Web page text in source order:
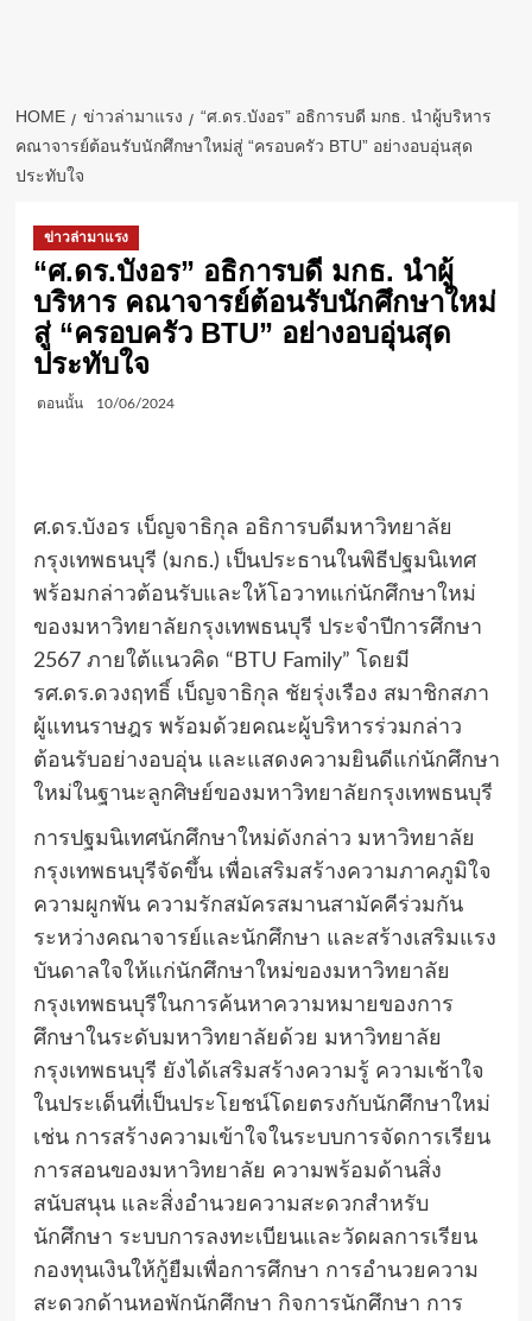
HOME ข่าวล่ามาแรง
“ศ.ดร.บังอร” อธิการบดี มกธ. นำผู้บริหาร
คณาจารย์ต้อนรับนักศึกษาใหม่สู่ “ครอบครัว BTU” อย่างอบอุ่นสุด
ประทับใจ
ข่าวล่ามาแรง
“ศ.ดร.บังอร” อธิการบดี มกธ. นำผู้
บริหาร คณาจารย์ต้อนรับนักศึกษาใหม่
สู่ “ครอบครัว BTU” อย่างอบอุ่นสุด
ประทับใจ
ตอนนั้น 10/06/2024
ศ.ดร.บังอร เบ็ญจาธิกุล อธิการบดีมหาวิทยาลัย
กรุงเทพธนบุรี (มกธ.) เป็นประธานในพิธีปฐมนิเทศ
พร้อมกล่าวต้อนรับและให้โอวาทแก่นักศึกษาใหม่
ของมหาวิทยาลัยกรุงเทพธนบุรี ประจำปีการศึกษา
2567 ภายใต้แนวคิด “BTU Family” โดยมี
รศ.ดร.ดวงฤทธิ์ เบ็ญจาธิกุล ชัยรุ่งเรือง สมาชิกสภา
ผู้แทนราษฎร พร้อมด้วยคณะผู้บริหารร่วมกล่าว
ต้อนรับอย่างอบอุ่น และแสดงความยินดีแก่นักศึกษา
ใหม่ในฐานะลูกศิษย์ของมหาวิทยาลัยกรุงเทพธนบุรี
การปฐมนิเทศนักศึกษาใหม่ดังกล่าว มหาวิทยาลัย
กรุงเทพธนบุรีจัดขึ้น เพื่อเสริมสร้างความภาคภูมิใจ
ความผูกพัน ความรักสมัครสมานสามัคคีร่วมกัน
ระหว่างคณาจารย์และนักศึกษา และสร้างเสริมแรง
บันดาลใจให้แก่นักศึกษาใหม่ของมหาวิทยาลัย
กรุงเทพธนบุรีในการค้นหาความหมายของการ
ศึกษาในระดับมหาวิทยาลัยด้วย มหาวิทยาลัย
กรุงเทพธนบุรี ยังได้เสริมสร้างความรู้ ความเช้าใจ
ในประเด็นที่เป็นประโยชน์โดยตรงกับนักศึกษาใหม่
เช่น การสร้างความเข้าใจในระบบการจัดการเรียน
การสอนของมหาวิทยาลัย ความพร้อมด้านสิ่ง
สนับสนุน และสิ่งอำนวยความสะดวกสำหรับ
นักศึกษา ระบบการลงทะเบียนและวัดผลการเรียน
กองทุนเงินให้กู้ยืมเพื่อการศึกษา การอำนวยความ
สะดวกด้านหอพักนักศึกษา กิจการนักศึกษา การ